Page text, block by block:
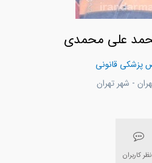
علی محمدی
قانونی
- شهر تهران
نظر کاربران